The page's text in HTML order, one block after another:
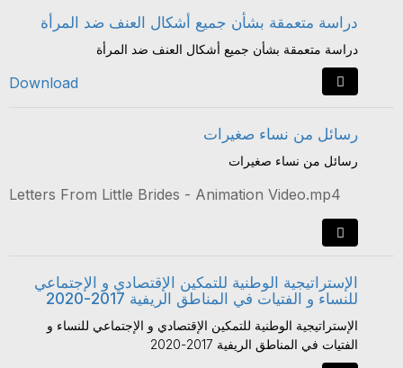
دراسة متعمقة بشأن جميع أشكال العنف ضد المرأة
دراسة متعمقة بشأن جميع أشكال العنف ضد المرأة
Download
رسائل من نساء صغيرات
رسائل من نساء صغيرات
Letters From Little Brides - Animation Video.mp4
الإستراتيجية الوطنية للتمكين الإقتصادي و الإجتماعي
للنساء و الفتيات في المناطق الريفية 2017-2020
الإستراتيجية الوطنية للتمكين الإقتصادي و الإجتماعي للنساء و
الفتيات في المناطق الريفية 2017-2020